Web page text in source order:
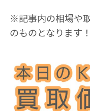
※記事内の相場や
のものとなります！